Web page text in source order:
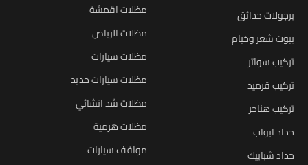
برجولات حدائق
بيوت شعر وخيام
تركيب سواتر
تركيب قرميد
تركيب هناجر
حداد ابواب
حداد شبابيك
مظلات اقمشة
مظلات الرياض
مظلات سيارات
مظلات سيارات حديد
مظلات شد انشائي
مظلات هرمية
مواقف سيارات